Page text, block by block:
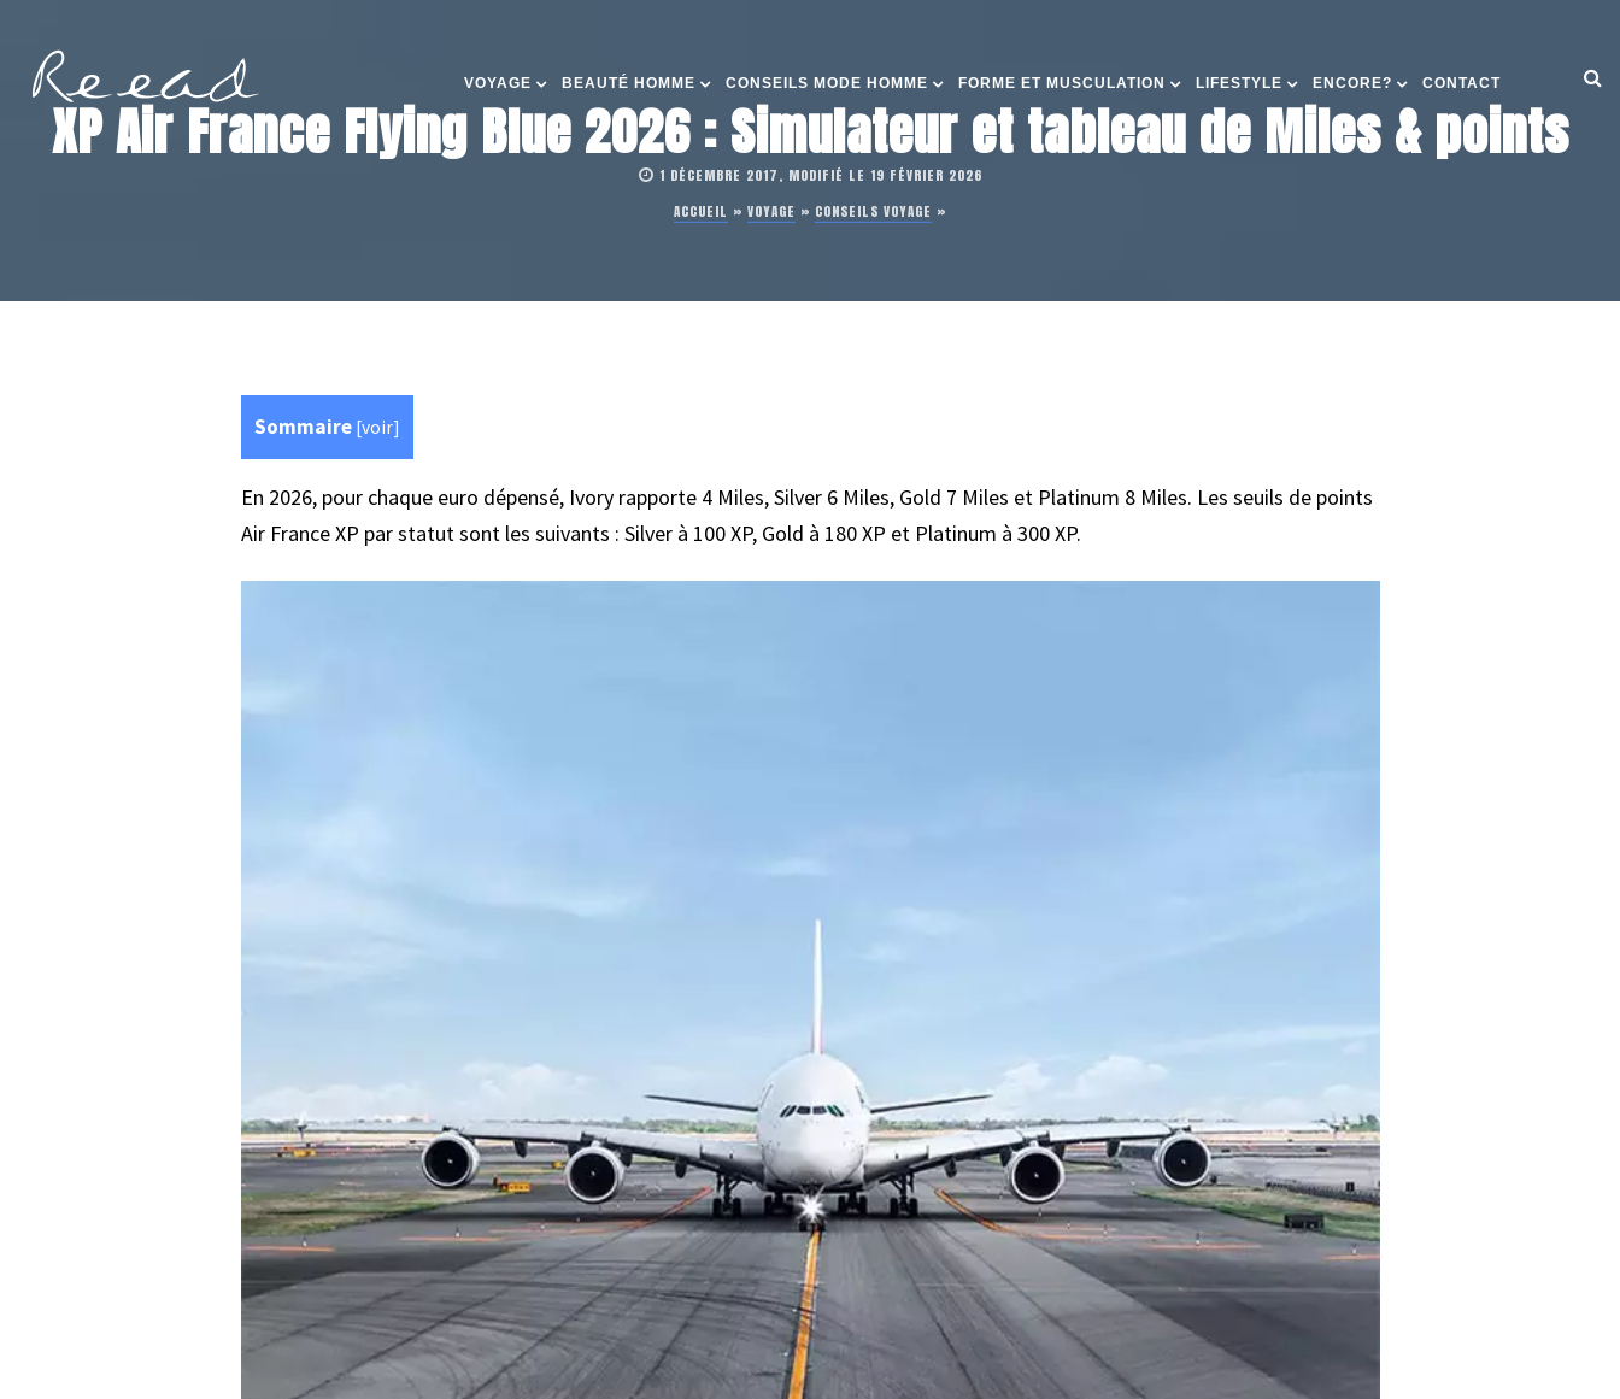
VOYAGE BEAUTÉ HOMME CONSEILS MODE HOMME FORME ET MUSCULATION LIFESTYLE ENCORE? CONTACT
XP Air France Flying Blue 2026 : Simulateur et tableau de Miles & points
1 DÉCEMBRE 2017, MODIFIÉ LE 19 FÉVRIER 2026
ACCUEIL » VOYAGE » CONSEILS VOYAGE »
Sommaire [voir]
En 2026, pour chaque euro dépensé, Ivory rapporte 4 Miles, Silver 6 Miles, Gold 7 Miles et Platinum 8 Miles. Les seuils de points
Air France XP par statut sont les suivants : Silver à 100 XP, Gold à 180 XP et Platinum à 300 XP.